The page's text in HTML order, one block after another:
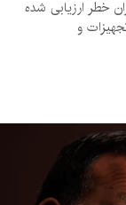
خطر ارزیابی شده
و